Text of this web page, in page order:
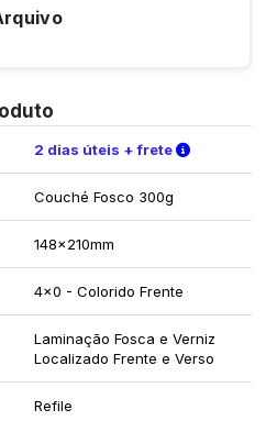
2 dias úteis + frete Verifique
Couché Fosco 300g
148x210mm
4x0 - Colorido Frente
Laminação Fosca e Verniz
Localizado Frente e Verso
Refile